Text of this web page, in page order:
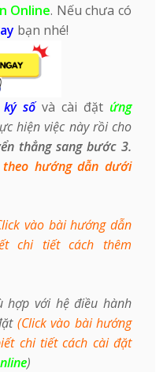
Online. Nếu chưa có
bạn nhé!
ký sốvà cài đặt ứng
hiện việc này rồi cho
thẳng sang bước 3.
hướng dẫn dưới
vào bài hướng dẫn
chi tiết cách thêm
hợp với hệ điều hành
(Click vào bài hướng
chi tiết cách cài đặt
)